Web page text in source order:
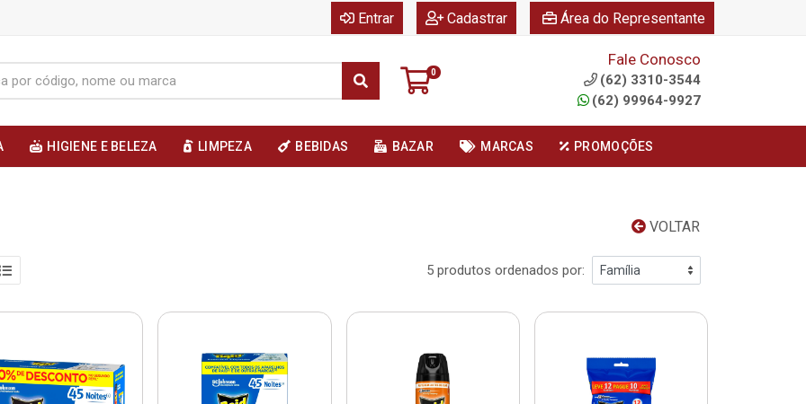
Entrar Cadastrar Área do Representante
0
Fale Conosco
(62) 3310-3544
(62) 99964-9927
HIGIENE E BELEZA LIMPEZA BEBIDAS BAZAR MARCAS PROMOÇÕES
VOLTAR
5 produtos ordenados por: